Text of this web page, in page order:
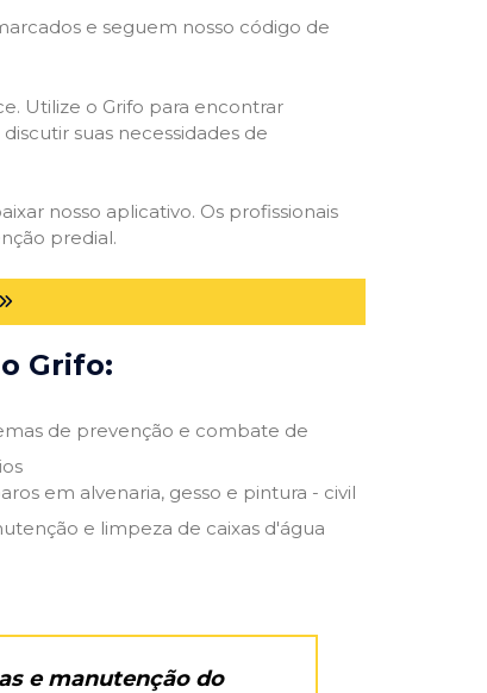
e seguem nosso código de
Utilize o Grifo para encontrar
suas necessidades de
nosso aplicativo. Os profissionais
predial.
Grifo:
de prevenção e combate de
em alvenaria, gesso e pintura - civil
e limpeza de caixas d'água
e manutenção do